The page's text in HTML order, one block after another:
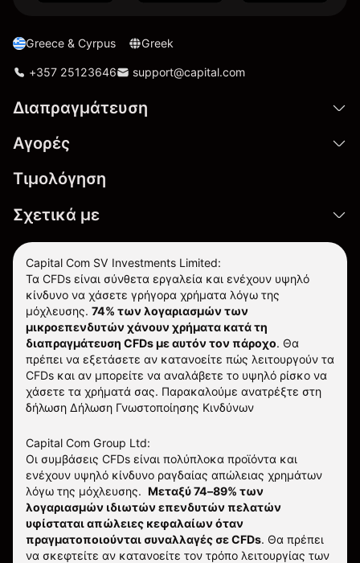
Greece & Cyrpus Greek
+357 25123646 support@capital.com
Διαπραγμάτευση
Αγορές
Τιμολόγηση
Σχετικά με
Capital Com SV Investments Limited:
Τα CFDs είναι σύνθετα εργαλεία και ενέχουν υψηλό
κίνδυνο να χάσετε γρήγορα χρήματα λόγω της
μόχλευσης. 74% των λογαριασμών των
μικροεπενδυτών χάνουν χρήματα κατά τη
διαπραγμάτευση CFDs με αυτόν τον πάροχο. Θα
πρέπει να εξετάσετε αν κατανοείτε πώς λειτουργούν τα
CFDs και αν μπορείτε να αναλάβετε το υψηλό ρίσκο να
χάσετε τα χρήματά σας. Παρακαλούμε ανατρέξτε στη
δήλωση Δήλωση Γνωστοποίησης Κινδύνων
Capital Com Group Ltd:
Οι συμβάσεις CFDs είναι πολύπλοκα προϊόντα και
ενέχουν υψηλό κίνδυνο ραγδαίας απώλειας χρημάτων
λόγω της μόχλευσης. Μεταξύ 74–89% των
λογαριασμών ιδιωτών επενδυτών πελατών
υφίσταται απώλειες κεφαλαίων όταν
πραγματοποιούνται συναλλαγές σε CFDs. Θα πρέπει
να σκεφτείτε αν κατανοείτε τον τρόπο λειτουργίας των